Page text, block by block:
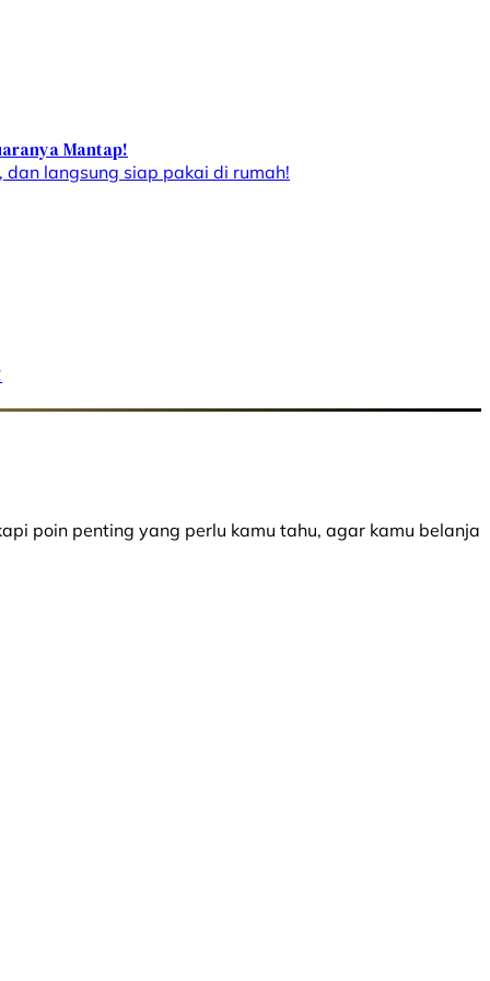
Mantap!
langsung siap pakai di rumah!
poin penting yang perlu kamu tahu, agar kamu belanja